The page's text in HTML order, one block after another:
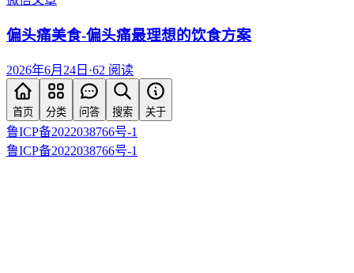
偏头痛美食-偏头痛最理想的饮食方案
2026年6月24日 ·62 阅读
首页 分类 问答 搜索 关于
鲁ICP备2022038766号-1
鲁ICP备2022038766号-1